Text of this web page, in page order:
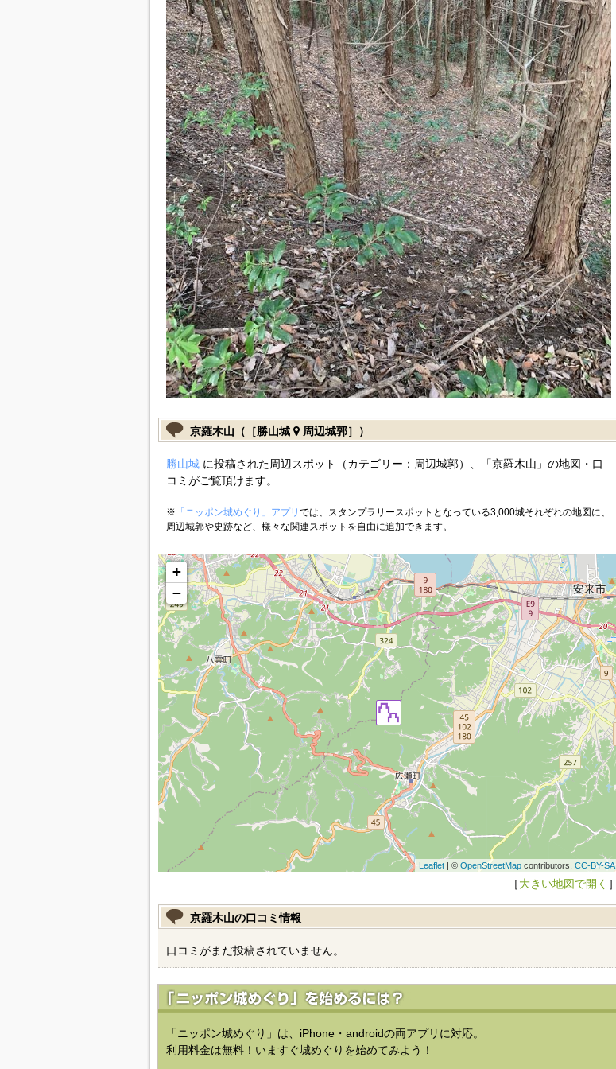
京羅木山（［勝山城 周辺城郭］）
勝山城に投稿された周辺スポット（カテゴリー：周辺城郭）、「京羅木山」の地図・口
コミがご覧頂けます。
※ 「ニッポン城めぐり」アプリ では、スタンプラリースポットとなっている3,000城それぞれの地図に、
周辺城郭や史跡など、様々な関連スポットを自由に追加できます。
+
−
Leaflet| © OpenStreetMapcontributors, CC-BY-SA
［大きい地図で開く ］
京羅木山の口コミ情報
口コミがまだ投稿されていません。
「ニッポン城めぐり」は、iPhone・androidの両アプリに対応。
利用料金は無料！いますぐ城めぐりを始めてみよう！